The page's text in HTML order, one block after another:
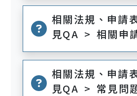
相關法規、申請
見QA > 相關申
相關法規、申請
見QA > 常見問